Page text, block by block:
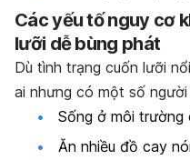
Các yếu tố nguy cơ
lưỡi dễ bùng phát
Dù tình trạng cuốn lưỡi
ai nhưng có một số
Sống ở môi trường
Ăn nhiều đồ cay